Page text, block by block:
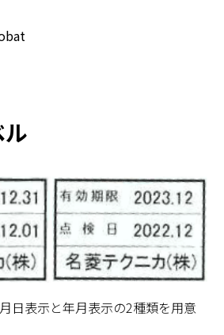
日表示と年月表示の2種類を用意